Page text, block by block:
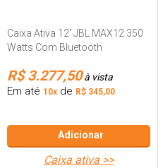
Caixa Ativa 12' JBL MAX12 350
Watts Com Bluetooth
R$ 3.277,50à vista
Em até 10x de R$ 345,00
Adicionar
caixa ativa >>